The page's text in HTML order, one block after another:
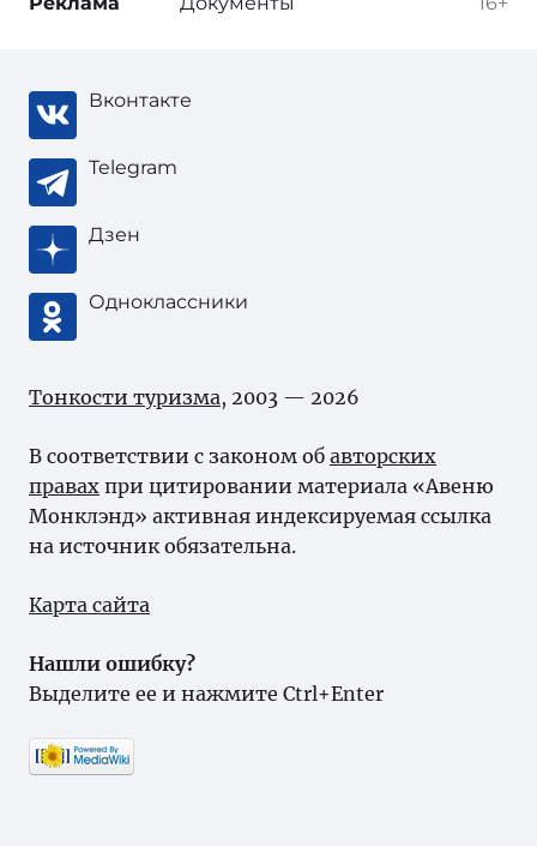
Вконтакте
Telegram
Дзен
Одноклассники
Тонкости туризма, 2003 — 2026
В соответствии с законом об авторских
правах при цитировании материала «Авеню
Монклэнд» активная индексируемая ссылка
на источник обязательна.
Карта сайта
Нашли ошибку?
Выделите ее и нажмите Ctrl+Enter